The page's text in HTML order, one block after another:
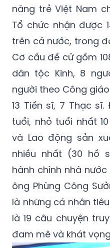
năng trẻ Việt Nam
Tổ chức nhận được
trên cả nước, trong
Cơ cấu đề cử gồm
dân tộc Kinh, 8
người theo Công
13 Tiến sĩ, 7 Thạc
tuổi, nhỏ tuổi nhất
và Lao động sản
nhiều nhất (30 hồ
hành chính nhà
ông Phùng Công
là những cá nhân
là 19 câu chuyện
đam mê và khát